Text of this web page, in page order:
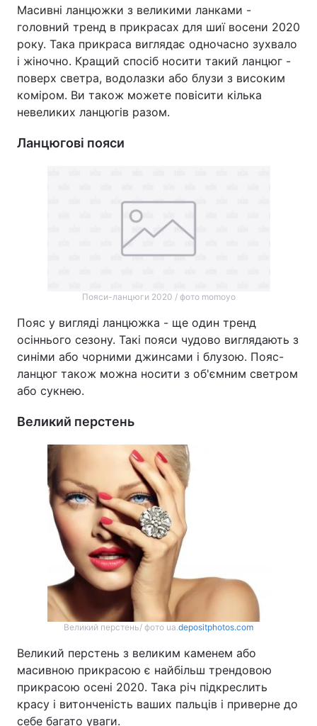
Масивні ланцюжки з великими ланками -
головний тренд в прикрасах для шиї восени 2020
року. Така прикраса виглядає одночасно зухвало
і жіночно. Кращий спосіб носити такий ланцюг -
поверх светра, водолазки або блузи з високим
коміром. Ви також можете повісити кілька
невеликих ланцюгів разом.
Ланцюгові пояси
Пояси-ланцюги 2020 / фото momoyo
Пояс у вигляді ланцюжка - ще один тренд
осіннього сезону. Такі пояси чудово виглядають з
синіми або чорними джинсами і блузою. Пояс-
ланцюг також можна носити з об'ємним светром
або сукнею.
Великий перстень
Великий перстень/ фото ua.depositphotos.com
Великий перстень з великим каменем або
масивною прикрасою є найбільш трендовою
прикрасою осені 2020. Така річ підкреслить
красу і витонченість ваших пальців і приверне до
себе багато уваги.